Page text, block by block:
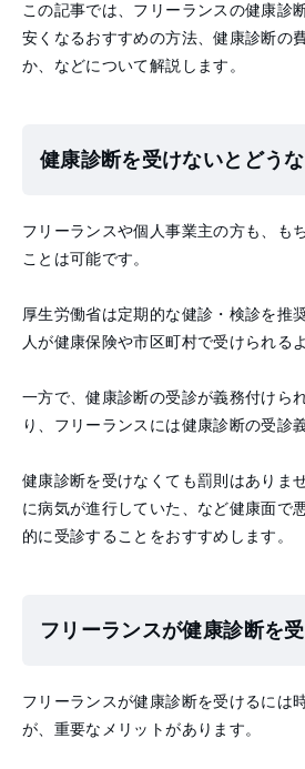
この記事では、フリーランスの健康診
安くなるおすすめの方法、健康診断の
か、などについて解説します。
健康診断を受けないとどうな
フリーランスや個人事業主の方も、も
ことは可能です。
厚生労働省は定期的な健診・検診を推
人が健康保険や市区町村で受けられる
一方で、健康診断の受診が義務付けら
り、フリーランスには健康診断の受診
健康診断を受けなくても罰則はありま
に病気が進行していた、など健康面で
的に受診することをおすすめします。
フリーランスが健康診断を
フリーランスが健康診断を受けるには
が、重要なメリットがあります。